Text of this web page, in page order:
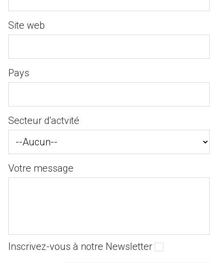
Site web
Pays
Secteur d'actvité
Votre message
Inscrivez-vous à notre Newsletter